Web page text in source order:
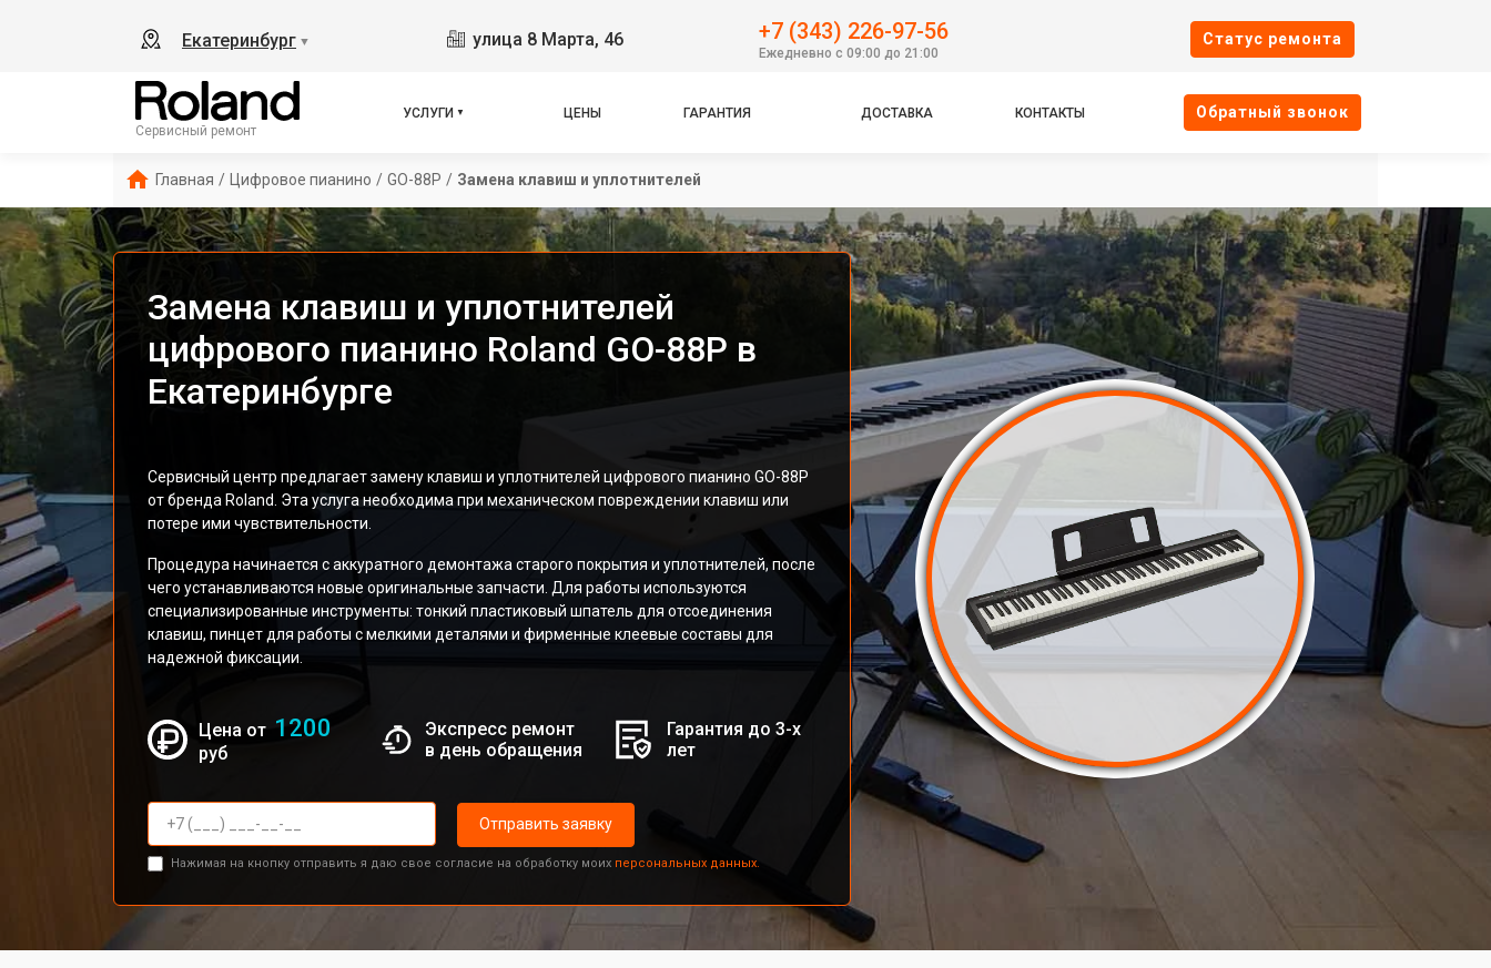
Екатеринбург ▼ улица 8 Марта, 46 +7 (343) 226-97-56
Ежедневно с 09:00 до 21:00
Cтатус ремонта
Сервисный ремонт
УСЛУГИ ЦЕНЫ ГАРАНТИЯ ДОСТАВКА КОНТАКТЫ Oбратный звонок
Главная / Цифровое пианино / GO-88P / Замена клавиш и уплотнителей
Замена клавиш и уплотнителей
цифрового пианино Roland GO-88P в
Екатеринбурге
Сервисный центр предлагает замену клавиш и уплотнителей цифрового пианино GO-88P
от бренда Roland. Эта услуга необходима при механическом повреждении клавиш или
потере ими чувствительности.
Процедура начинается с аккуратного демонтажа старого покрытия и уплотнителей, после
чего устанавливаются новые оригинальные запчасти. Для работы используются
специализированные инструменты: тонкий пластиковый шпатель для отсоединения
клавиш, пинцет для работы с мелкими деталями и фирменные клеевые составы для
надежной фиксации.
Цена от 1200
руб
Экспресс ремонт
в день обращения
Гарантия до 3-х
лет
Отправить заявку
Нажимая на кнопку отправить я даю свое согласие на обработку моих персональных данных.